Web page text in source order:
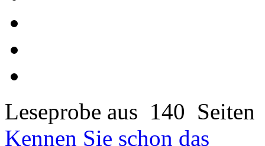
Leseprobe aus 140 Seiten
Kennen Sie schon das